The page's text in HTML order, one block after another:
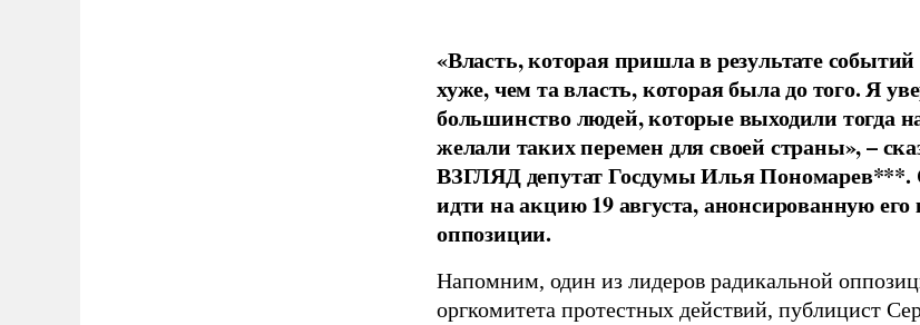
«Власть, которая пришла в результате
хуже, чем та власть, которая была до того. Я
большинство людей, которые выходили тогда
желали таких перемен для своей страны», –
ВЗГЛЯД депутат Госдумы Илья Пономарев***.
идти на акцию 19 августа, анонсированную
оппозиции.
Напомним, один из лидеров радикальной
оргкомитета протестных действий, публицист